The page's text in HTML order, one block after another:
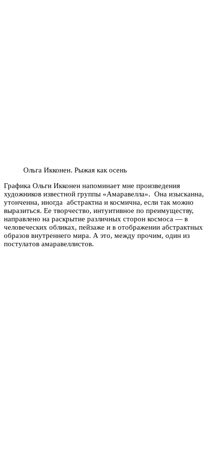
Ольга Икконен. Рыжая как осень
Графика Ольги Икконен напоминает мне произведения
художников известной группы «Амаравелла». Она изысканна,
утонченна, иногда абстрактна и космична, если так можно
выразиться. Ее творчество, интуитивное по преимуществу,
направлено на раскрытие различных сторон космоса — в
человеческих обликах, пейзаже и в отображении абстрактных
образов внутреннего мира. А это, между прочим, один из
постулатов амаравеллистов.